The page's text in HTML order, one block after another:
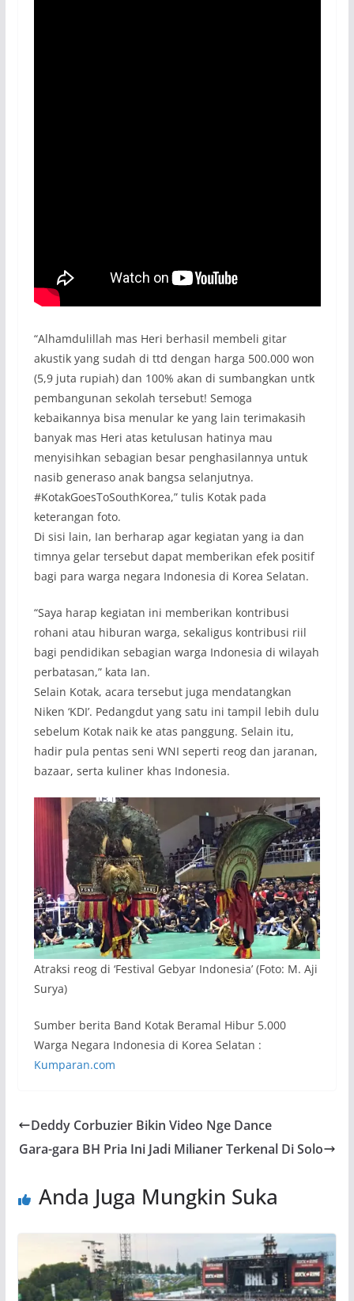
“Alhamdulillah mas Heri berhasil membeli gitar
akustik yang sudah di ttd dengan harga 500.000 won
(5,9 juta rupiah) dan 100% akan di sumbangkan untk
pembangunan sekolah tersebut! Semoga
kebaikannya bisa menular ke yang lain terimakasih
banyak mas Heri atas ketulusan hatinya mau
menyisihkan sebagian besar penghasilannya untuk
nasib generaso anak bangsa selanjutnya.
#KotakGoesToSouthKorea,” tulis Kotak pada
keterangan foto.
Di sisi lain, Ian berharap agar kegiatan yang ia dan
timnya gelar tersebut dapat memberikan efek positif
bagi para warga negara Indonesia di Korea Selatan.
“Saya harap kegiatan ini memberikan kontribusi
rohani atau hiburan warga, sekaligus kontribusi riil
bagi pendidikan sebagian warga Indonesia di wilayah
perbatasan,” kata Ian.
Selain Kotak, acara tersebut juga mendatangkan
Niken ‘KDI’. Pedangdut yang satu ini tampil lebih dulu
sebelum Kotak naik ke atas panggung. Selain itu,
hadir pula pentas seni WNI seperti reog dan jaranan,
bazaar, serta kuliner khas Indonesia.
Atraksi reog di ‘Festival Gebyar​ Indonesia’ (Foto: M. Aji
Surya)
Sumber berita Band Kotak Beramal Hibur 5.000
Warga Negara Indonesia di Korea Selatan :
Kumparan.com
Deddy Corbuzier Bikin Video Nge Dance
Gara-gara BH Pria Ini Jadi Milianer Terkenal Di Solo
Anda Juga Mungkin Suka